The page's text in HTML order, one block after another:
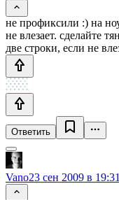
не профиксили :) на
не влезает. сделайте
две строки, если не
Ответить
Vano23 сен 2009 в 19:31